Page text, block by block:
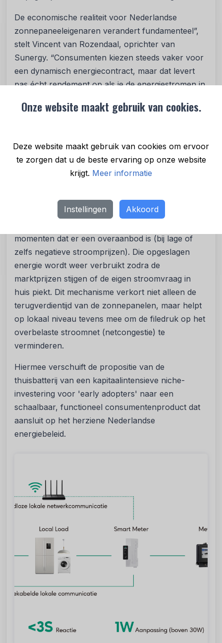
Onze website maakt gebruik van cookies.
Deze website maakt gebruik van cookies om ervoor
te zorgen dat u de beste ervaring op onze website
krijgt. Meer informatie
Instellingen Akkoord
De economische realiteit voor Nederlandse
zonnepaneeleigenaren verandert fundamenteel”,
stelt Vincent van Rozendaal, oprichter van
Sunergy. “Consumenten kiezen steeds vaker voor
een dynamisch energiecontract, maar dat levert
pas écht rendement op als je de energiestromen in
actuele marktprijzen. Door eenvoudige hardware
Automatisch besparen en het stroomnet
automatisch op basis van de stroomprijzen van dat
moment. Het systeem laadt de batterij op met eigen
momenten dat er een overaanbod is (bij lage of
zelfs negatieve stroomprijzen). Die opgeslagen
energie wordt weer verbruikt zodra de
marktprijzen stijgen of de eigen stroomvraag in
huis piekt. Dit mechanisme verkort niet alleen de
terugverdientijd van de zonnepanelen, maar helpt
op lokaal niveau tevens mee om de filedruk op het
overbelaste stroomnet (netcongestie) te
verminderen.
Hiermee verschuift de propositie van de
thuisbatterij van een kapitaalintensieve niche-
investering voor 'early adopters' naar een
schaalbaar, functioneel consumentenproduct dat
aansluit op het herziene Nederlandse
energiebeleid.